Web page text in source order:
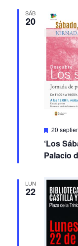
SÁB
20
Featured
20
‘Los
Palacio
LUN
22